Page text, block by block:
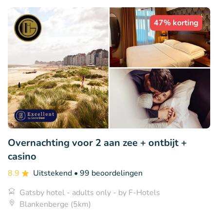
47% korting
Overnachting voor 2 aan zee + ontbijt +
casino
8.9 Uitstekend • 99 beoordelingen
Gatsby hotel - adults only - by F-Hotels
Blankenberge (5km)